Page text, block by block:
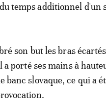
temps additionnel d'un
son but les bras
a porté ses mains à
banc slovaque, ce qui a